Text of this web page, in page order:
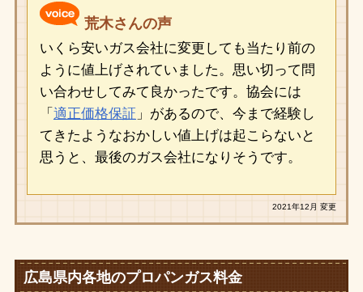
荒木さんの声
いくら安いガス会社に変更しても当たり前の
ように値上げされていました。思い切って問
い合わせしてみて良かったです。協会には
「 適正価格保証 」があるので、今まで経験し
てきたようなおかしい値上げは起こらないと
思うと、最後のガス会社になりそうです。
2021年12月 変更
広島県内各地のプロパンガス料金